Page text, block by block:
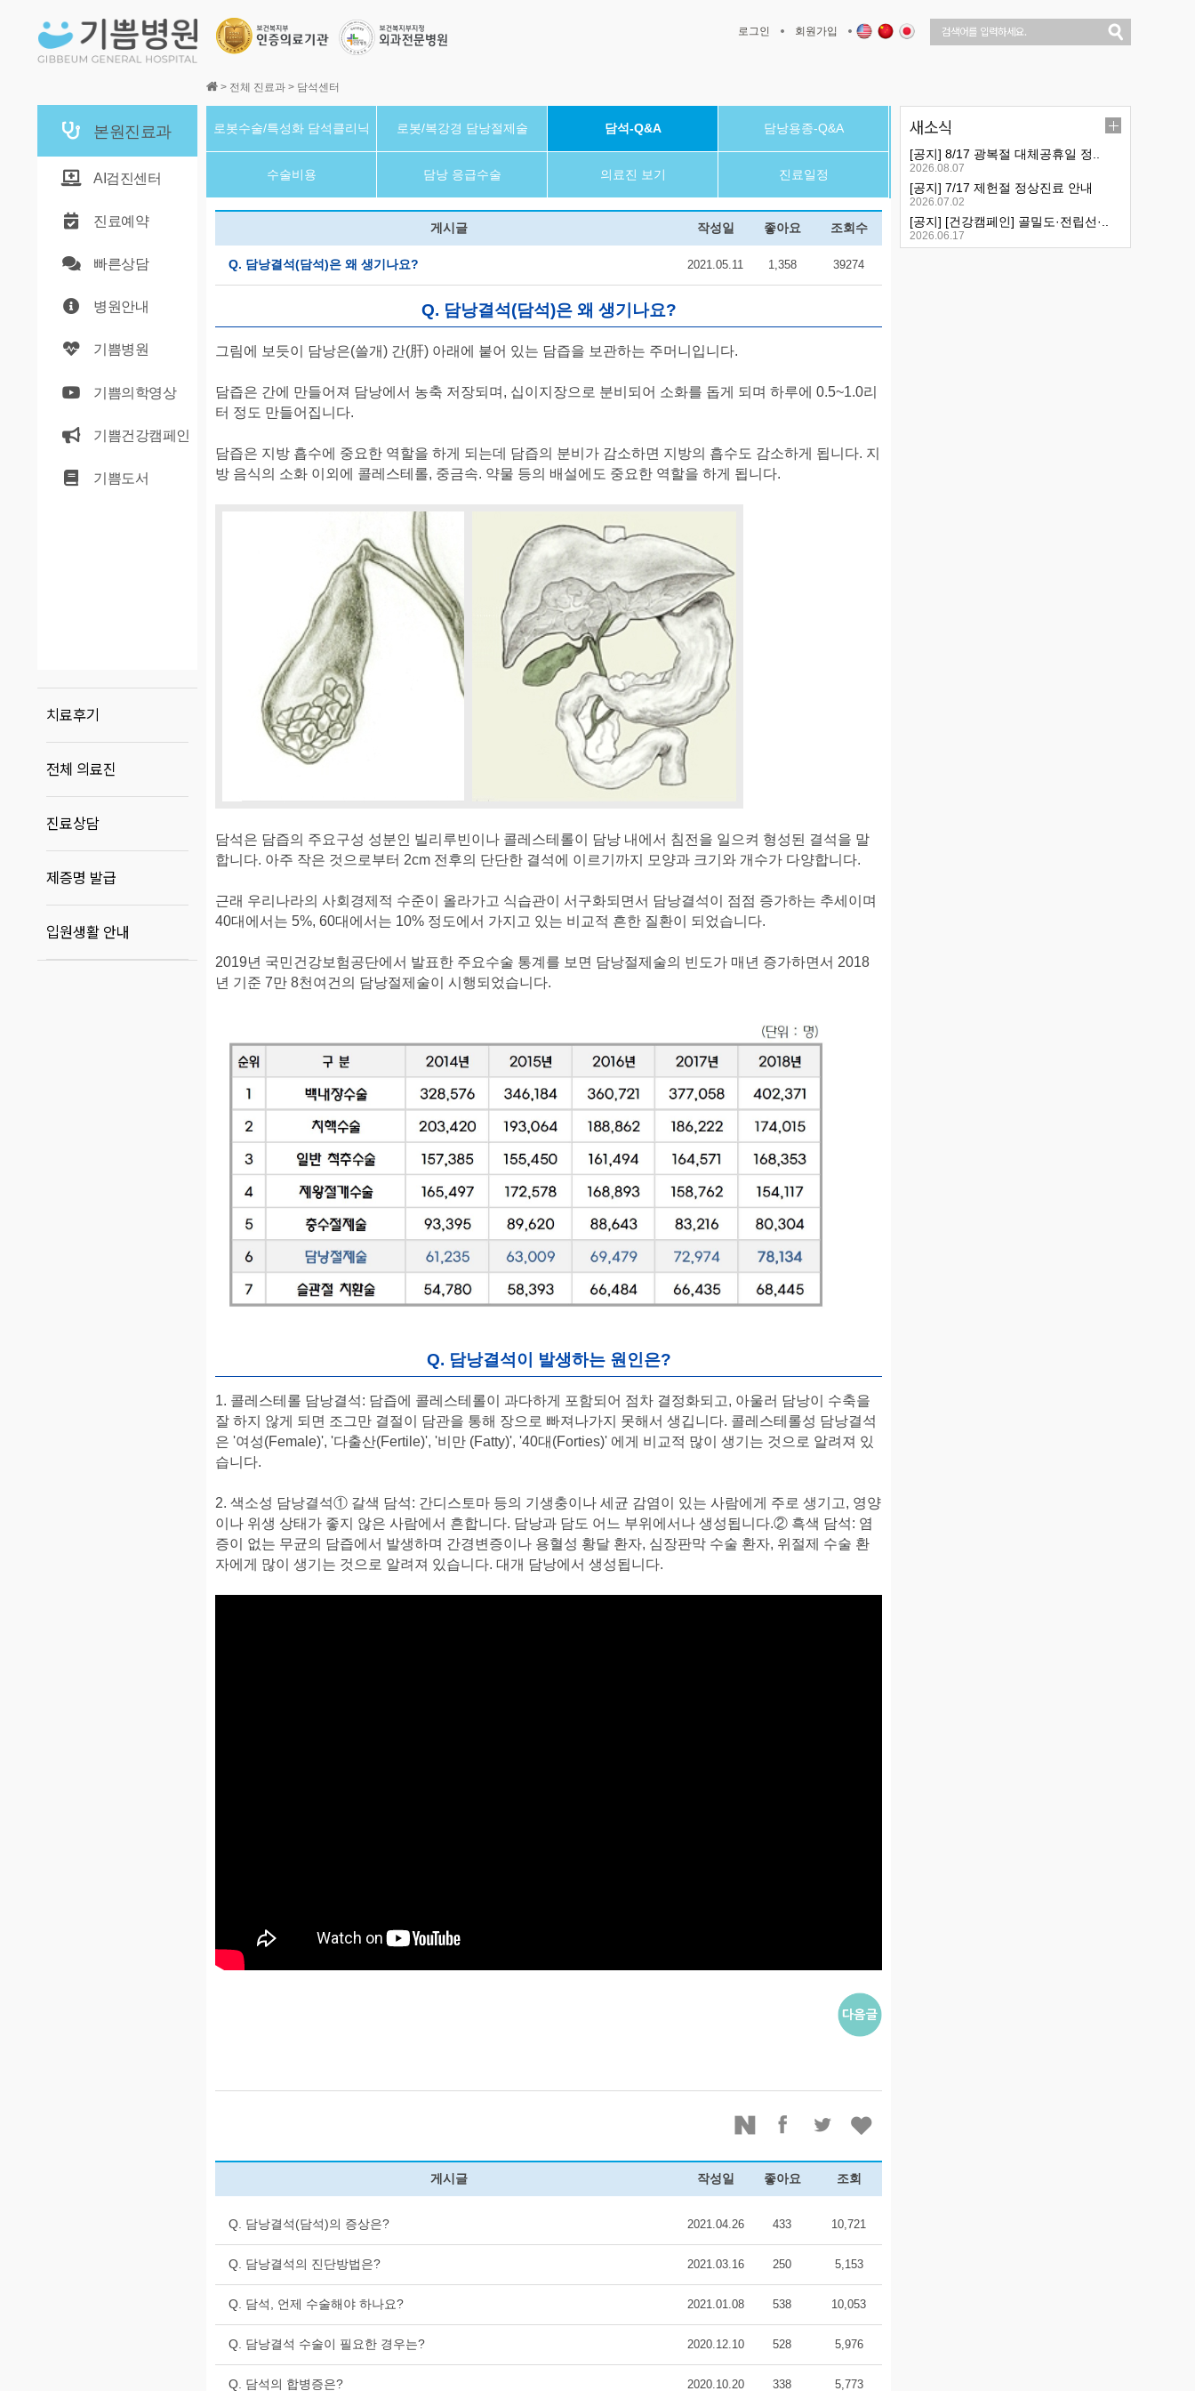
로그인 회원가입
본원진료과
AI검진센터
진료예약
빠른상담
병원안내
기쁨병원
기쁨의학영상
기쁨건강캠페인
기쁨도서
치료후기
전체 의료진
진료상담
제증명 발급
입원생활 안내
> 전체 진료과 > 담석센터
로봇수술/특성화 담석클리닉 로봇/복강경 담낭절제술 담석-Q&A 담낭용종-Q&A
수술비용 담낭 응급수술 의료진 보기 진료일정
게시글 작성일 좋아요 조회수
Q. 담낭결석(담석)은 왜 생기나요? 2021.05.11 1,358 39274
Q. 담낭결석(담석)은 왜 생기나요?
그림에 보듯이 담낭은(쓸개) 간(肝) 아래에 붙어 있는 담즙을 보관하는 주머니입니다.
담즙은 간에 만들어져 담낭에서 농축 저장되며, 십이지장으로 분비되어 소화를 돕게 되며 하루에 0.5~1.0리
터 정도 만들어집니다.
담즙은 지방 흡수에 중요한 역할을 하게 되는데 담즙의 분비가 감소하면 지방의 흡수도 감소하게 됩니다. 지
방 음식의 소화 이외에 콜레스테롤, 중금속. 약물 등의 배설에도 중요한 역할을 하게 됩니다.
담석은 담즙의 주요구성 성분인 빌리루빈이나 콜레스테롤이 담낭 내에서 침전을 일으켜 형성된 결석을 말
합니다. 아주 작은 것으로부터 2cm 전후의 단단한 결석에 이르기까지 모양과 크기와 개수가 다양합니다.
근래 우리나라의 사회경제적 수준이 올라가고 식습관이 서구화되면서 담낭결석이 점점 증가하는 추세이며
40대에서는 5%, 60대에서는 10% 정도에서 가지고 있는 비교적 흔한 질환이 되었습니다.
2019년 국민건강보험공단에서 발표한 주요수술 통계를 보면 담낭절제술의 빈도가 매년 증가하면서 2018
년 기준 7만 8천여건의 담낭절제술이 시행되었습니다.
Q. 담낭결석이 발생하는 원인은?
1. 콜레스테롤 담낭결석: 담즙에 콜레스테롤이 과다하게 포함되어 점차 결정화되고, 아울러 담낭이 수축을
잘 하지 않게 되면 조그만 결절이 담관을 통해 장으로 빠져나가지 못해서 생깁니다. 콜레스테롤성 담낭결석
은 '여성(Female)', '다출산(Fertile)', '비만 (Fatty)', '40대(Forties)' 에게 비교적 많이 생기는 것으로 알려져 있
습니다.
2. 색소성 담낭결석① 갈색 담석: 간디스토마 등의 기생충이나 세균 감염이 있는 사람에게 주로 생기고, 영양
이나 위생 상태가 좋지 않은 사람에서 흔합니다. 담낭과 담도 어느 부위에서나 생성됩니다.② 흑색 담석: 염
증이 없는 무균의 담즙에서 발생하며 간경변증이나 용혈성 황달 환자, 심장판막 수술 환자, 위절제 수술 환
자에게 많이 생기는 것으로 알려져 있습니다. 대개 담낭에서 생성됩니다.
게시글 작성일 좋아요 조회
Q. 담낭결석(담석)의 증상은? 2021.04.26 433 10,721
Q. 담낭결석의 진단방법은? 2021.03.16 250 5,153
Q. 담석, 언제 수술해야 하나요? 2021.01.08 538 10,053
Q. 담낭결석 수술이 필요한 경우는? 2020.12.10 528 5,976
Q. 담석의 합병증은? 2020.10.20 338 5,773
새소식
[공지] 8/17 광복절 대체공휴일 정..
2026.08.07
[공지] 7/17 제헌절 정상진료 안내
2026.07.02
[공지] [건강캠페인] 골밀도·전립선·..
2026.06.17